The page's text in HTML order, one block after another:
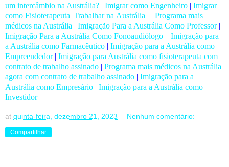
um intercâmbio na Austrália? | Imigrar como Engenheiro | Imigrar
como Fisioterapeuta| Trabalhar na Austrália |
Programa mais
médicos na Austrália | Imigração Para a Austrália Como Professor|
Imigração Para a Austrália Como Fonoaudiólogo | Imigração para
a Austrália como Farmacêutico | Imigração para a Austrália como
Empreendedor| Imigração para Austrália como fisioterapeuta com
contrato de trabalho assinado | Programa mais médicos na Austrália
agora com contrato de trabalho assinado | Imigração para a
Austrália como Empresário | Imigração para a Austrália como
Investidor|
at quinta-feira, dezembro 21, 2023 Nenhum comentário:
Compartilhar